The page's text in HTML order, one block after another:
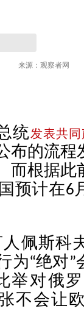
来源：观察者网
统发表共
布的流程
而根据此
预计在6
佩斯科
为“绝对
举对俄
不会让